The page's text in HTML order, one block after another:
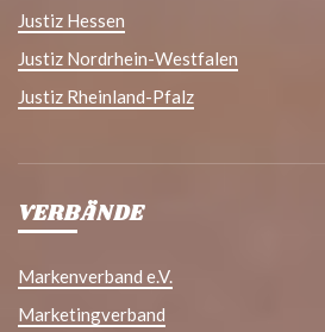
Justiz Hessen
Justiz Nordrhein-Westfalen
Justiz Rheinland-Pfalz
VERBÄNDE
Markenverband e.V.
Marketingverband